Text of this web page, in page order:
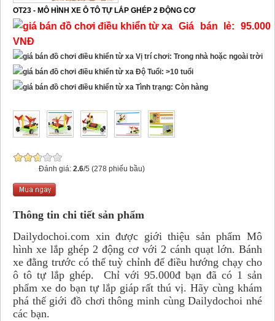
OT23 - MÔ HÌNH XE Ô TÔ TỰ LẮP GHÉP 2 ĐỘNG CƠ
Giá bán lẻ: 95.000
VNĐ
Vị trí chơi: Trong nhà hoặc ngoài trời
Độ Tuổi: >10 tuổi
Tình trạng: Còn hàng
Đánh giá: 2.6/5 (278 phiếu bầu)
Thông tin chi tiết sản phẩm
Dailydochoi.com xin được giới thiệu sản phẩm Mô
hình xe lắp ghép 2 động cơ với 2 cánh quạt lớn. Bánh
xe đằng trước có thể tuỳ chỉnh để điều hướng chạy cho
ô tô tự lắp ghép. Chỉ với 95.000đ bạn đã có 1 sản
phẩm xe do bạn tự lắp giáp rất thú vị. Hãy cùng khám
phá thế giới đồ chơi thông minh cùng Dailydochoi nhé
các bạn.